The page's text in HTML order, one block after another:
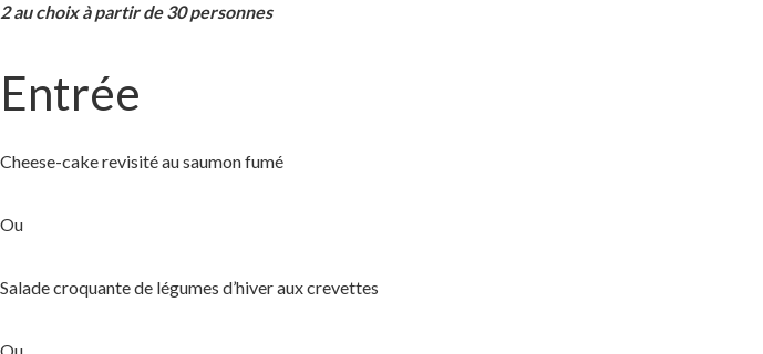
2 au choix à partir de 30 personnes
Entrée
Cheese-cake revisité au saumon fumé
Ou
Salade croquante de légumes d’hiver aux crevettes